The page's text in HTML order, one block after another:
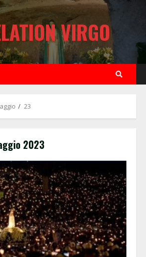
VIRGO
23
2023